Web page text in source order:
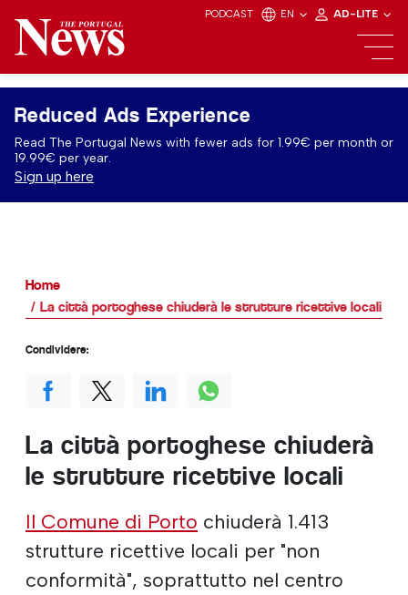
PODCAST EN AD-LITE
Reduced Ads Experience
Read The Portugal News with fewer ads for 1.99€ per month or
19.99€ per year.
Sign up here
Home
La città portoghese chiuderà le strutture ricettive locali
La città portoghese chiuderà
le strutture ricettive locali
Il Comune di Porto chiuderà 1.413
strutture ricettive locali per "non
conformità", soprattutto nel centro
Condividere: